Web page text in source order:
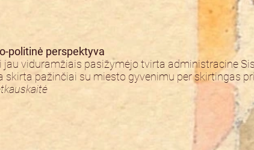
politinė perspektyva
jau viduramžiais pasižymėjo tvirta administracine
skirta pažinčiai su miesto gyvenimu per skirtingas